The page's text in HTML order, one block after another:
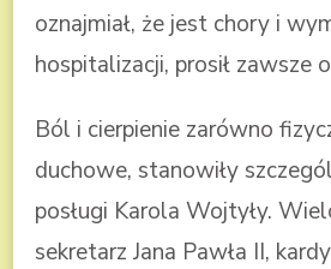
oznajmiał, że jest chory i
hospitalizacji, prosił zawsze
Ból i cierpienie zarówno
duchowe, stanowiły
posługi Karola Wojtyły.
sekretarz Jana Pawła II,